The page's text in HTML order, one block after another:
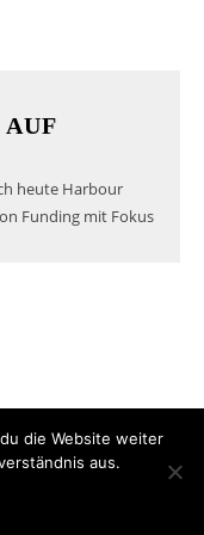
heute Harbour
die Website weiter
aus.